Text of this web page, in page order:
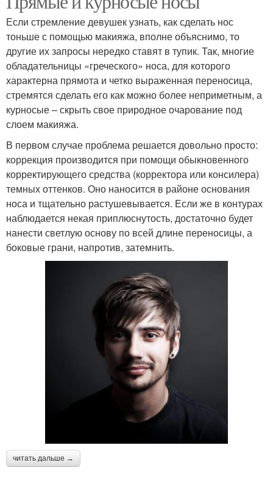
Если стремление девушек узнать, как сделать нос
тоньше с помощью макияжа, вполне объяснимо, то
другие их запросы нередко ставят в тупик. Так, многие
обладательницы «греческого» носа, для которого
характерна прямота и четко выраженная переносица,
стремятся сделать его как можно более неприметным, а
курносые – скрыть свое природное очарование под
слоем макияжа.
В первом случае проблема решается довольно просто:
коррекция производится при помощи обыкновенного
корректирующего средства (корректора или консилера)
темных оттенков. Оно наносится в районе основания
носа и тщательно растушевывается. Если же в контурах
наблюдается некая приплюснутость, достаточно будет
нанести светлую основу по всей длине переносицы, а
боковые грани, напротив, затемнить.
читать дальше →